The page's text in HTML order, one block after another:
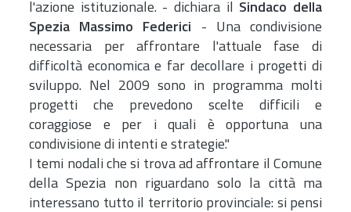
l'azione istituzionale. - dichiara il Sindaco della
Spezia Massimo Federici - Una condivisione
necessaria per affrontare l'attuale fase di
difficoltà economica e far decollare i progetti di
sviluppo. Nel 2009 sono in programma molti
progetti che prevedono scelte difficili e
coraggiose e per i quali è opportuna una
condivisione di intenti e strategie."
I temi nodali che si trova ad affrontare il Comune
della Spezia non riguardano solo la città ma
interessano tutto il territorio provinciale: si pensi